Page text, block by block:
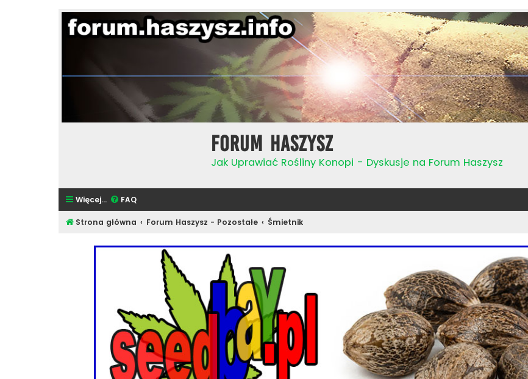
Forum Haszysz
Jak Uprawiać Rośliny Konopi - Dyskusje na Forum Haszysz
Więcej… FAQ
Strona główna Forum Haszysz - Pozostałe Śmietnik